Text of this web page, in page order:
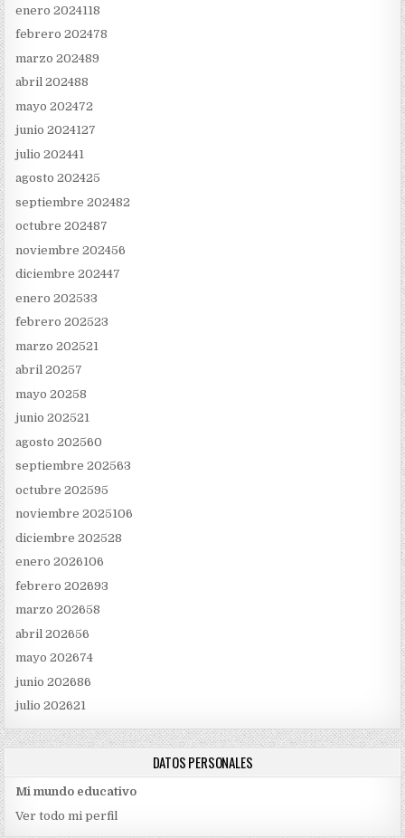
enero 2024118
febrero 202478
marzo 202489
abril 202488
mayo 202472
junio 2024127
julio 202441
agosto 202425
septiembre 202482
octubre 202487
noviembre 202456
diciembre 202447
enero 202533
febrero 202523
marzo 202521
abril 20257
mayo 20258
junio 202521
agosto 202560
septiembre 202563
octubre 202595
noviembre 2025106
diciembre 202528
enero 2026106
febrero 202693
marzo 202658
abril 202656
mayo 202674
junio 202686
julio 202621
DATOS PERSONALES
Mi mundo educativo
Ver todo mi perfil